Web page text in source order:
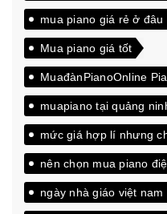
mua piano giá rẻ ở đâu
Mua piano giá tốt
MuađànPianoOnline
muapiano tại quảng
mức giá hợp lí nhưng
nên chọn mua piano
ngày nhà giáo việt nam